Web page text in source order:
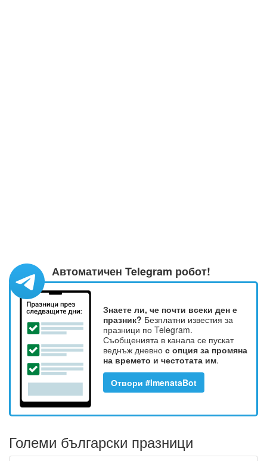
Автоматичен Telegram робот!
Знаете ли, че почти всеки ден е
празник? Безплатни известия за
празници по Telegram.
Съобщенията в канала се пускат
веднъж дневно с опция за промяна
на времето и честотата им.
Отвори #ImenataBot
Големи български празници